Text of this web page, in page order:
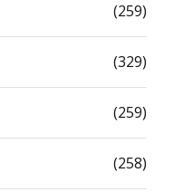
(259)
(329)
(259)
(258)